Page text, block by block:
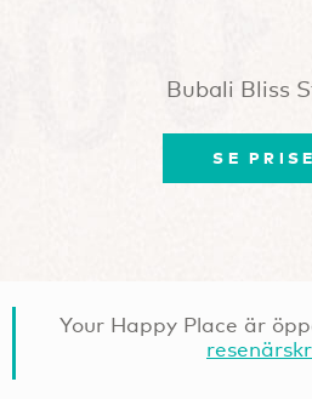
Bubali Bliss
SE
Your Happy Place är